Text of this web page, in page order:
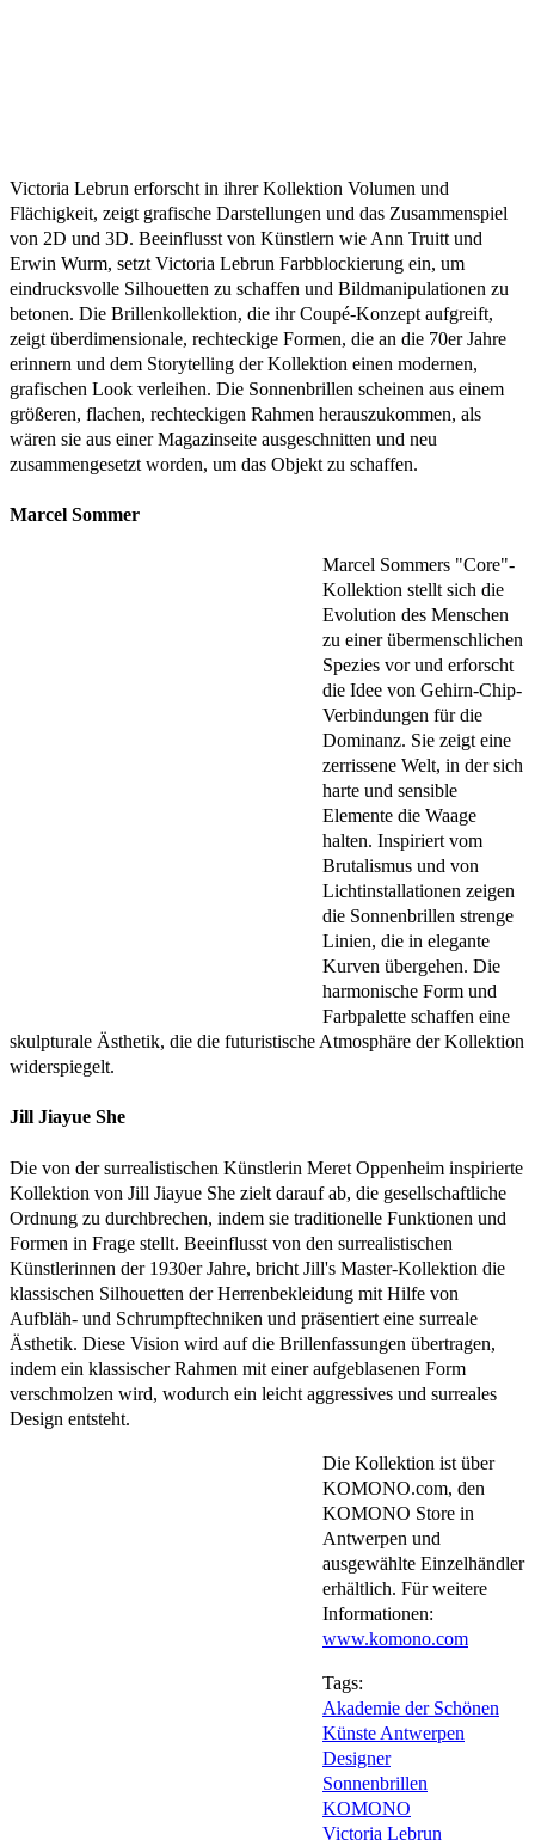
Victoria Lebrun erforscht in ihrer Kollektion Volumen und
Flächigkeit, zeigt grafische Darstellungen und das Zusammenspiel
von 2D und 3D. Beeinflusst von Künstlern wie Ann Truitt und
Erwin Wurm, setzt Victoria Lebrun Farbblockierung ein, um
eindrucksvolle Silhouetten zu schaffen und Bildmanipulationen zu
betonen. Die Brillenkollektion, die ihr Coupé-Konzept aufgreift,
zeigt überdimensionale, rechteckige Formen, die an die 70er Jahre
erinnern und dem Storytelling der Kollektion einen modernen,
grafischen Look verleihen. Die Sonnenbrillen scheinen aus einem
größeren, flachen, rechteckigen Rahmen herauszukommen, als
wären sie aus einer Magazinseite ausgeschnitten und neu
zusammengesetzt worden, um das Objekt zu schaffen.
Marcel Sommer
Marcel Sommers "Core"-
Kollektion stellt sich die
Evolution des Menschen
zu einer übermenschlichen
Spezies vor und erforscht
die Idee von Gehirn-Chip-
Verbindungen für die
Dominanz. Sie zeigt eine
zerrissene Welt, in der sich
harte und sensible
Elemente die Waage
halten. Inspiriert vom
Brutalismus und von
Lichtinstallationen zeigen
die Sonnenbrillen strenge
Linien, die in elegante
Kurven übergehen. Die
harmonische Form und
Farbpalette schaffen eine
skulpturale Ästhetik, die die futuristische Atmosphäre der Kollektion
widerspiegelt.
Jill Jiayue She
Die von der surrealistischen Künstlerin Meret Oppenheim inspirierte
Kollektion von Jill Jiayue She zielt darauf ab, die gesellschaftliche
Ordnung zu durchbrechen, indem sie traditionelle Funktionen und
Formen in Frage stellt. Beeinflusst von den surrealistischen
Künstlerinnen der 1930er Jahre, bricht Jill's Master-Kollektion die
klassischen Silhouetten der Herrenbekleidung mit Hilfe von
Aufbläh- und Schrumpftechniken und präsentiert eine surreale
Ästhetik. Diese Vision wird auf die Brillenfassungen übertragen,
indem ein klassischer Rahmen mit einer aufgeblasenen Form
verschmolzen wird, wodurch ein leicht aggressives und surreales
Design entsteht.
Die Kollektion ist über
KOMONO.com, den
KOMONO Store in
Antwerpen und
ausgewählte Einzelhändler
erhältlich. Für weitere
Informationen:
www.komono.com
Tags:
Akademie der Schönen
Künste Antwerpen
Designer
Sonnenbrillen
KOMONO
Victoria Lebrun